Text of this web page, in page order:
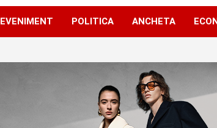
EVENIMENT POLITICA ANCHETA